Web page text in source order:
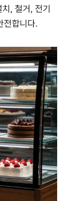
, 철거, 전기
전합니다.